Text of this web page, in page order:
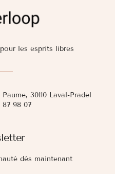
dès maintenant
les esprits libres
30110 Laval-Pradel
98 07